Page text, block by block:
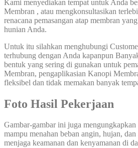
Kami menyediakan tempat untuk Anda
Membran , atau mengkonsultasikan
renacana pemasangan atap membran
hunian Anda.
Untuk itu silahkan menghubungi
terhubung dengan Anda kapanpun
bentuk yang sering di gunakan untuk
Membran, pengaplikasian Kanopi
fleksibel dan tidak memakan banyak
Foto Hasil Pekerjaan
Gambar-gambar ini juga mengungkapkan
mampu menahan beban angin, hujan,
menjaga keamanan dan kenyamanan di